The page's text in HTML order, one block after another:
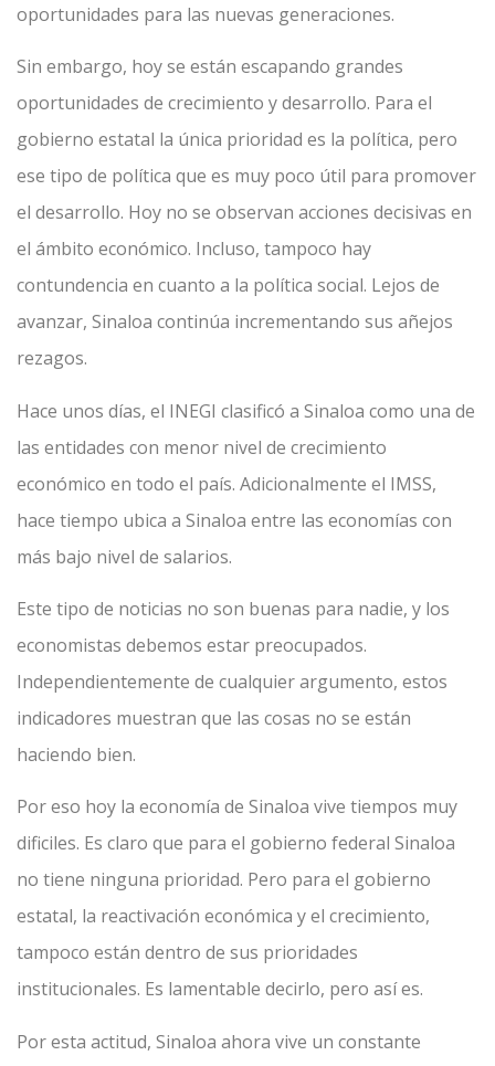
oportunidades para las nuevas generaciones.
Sin embargo, hoy se están escapando grandes
oportunidades de crecimiento y desarrollo. Para el
gobierno estatal la única prioridad es la política, pero
ese tipo de política que es muy poco útil para promover
el desarrollo. Hoy no se observan acciones decisivas en
el ámbito económico. Incluso, tampoco hay
contundencia en cuanto a la política social. Lejos de
avanzar, Sinaloa continúa incrementando sus añejos
rezagos.
Hace unos días, el INEGI clasificó a Sinaloa como una de
las entidades con menor nivel de crecimiento
económico en todo el país. Adicionalmente el IMSS,
hace tiempo ubica a Sinaloa entre las economías con
más bajo nivel de salarios.
Este tipo de noticias no son buenas para nadie, y los
economistas debemos estar preocupados.
Independientemente de cualquier argumento, estos
indicadores muestran que las cosas no se están
haciendo bien.
Por eso hoy la economía de Sinaloa vive tiempos muy
dificiles. Es claro que para el gobierno federal Sinaloa
no tiene ninguna prioridad. Pero para el gobierno
estatal, la reactivación económica y el crecimiento,
tampoco están dentro de sus prioridades
institucionales. Es lamentable decirlo, pero así es.
Por esta actitud, Sinaloa ahora vive un constante